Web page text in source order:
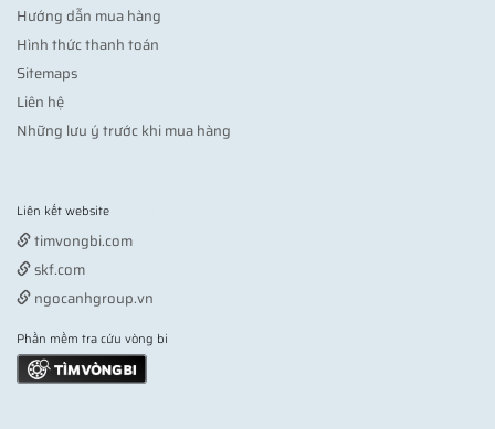
Hướng dẫn mua hàng
Hình thức thanh toán
Sitemaps
Liên hệ
Những lưu ý trước khi mua hàng
Liên kết website
timvongbi.com
skf.com
ngocanhgroup.vn
Phần mềm tra cứu vòng bi